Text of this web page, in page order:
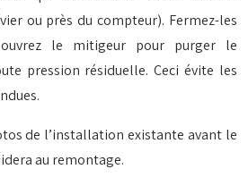
ou près du compteur). Fermez-les
le mitigeur pour purger le
pression résiduelle. Ceci évite les
de l’installation existante avant le
au remontage.